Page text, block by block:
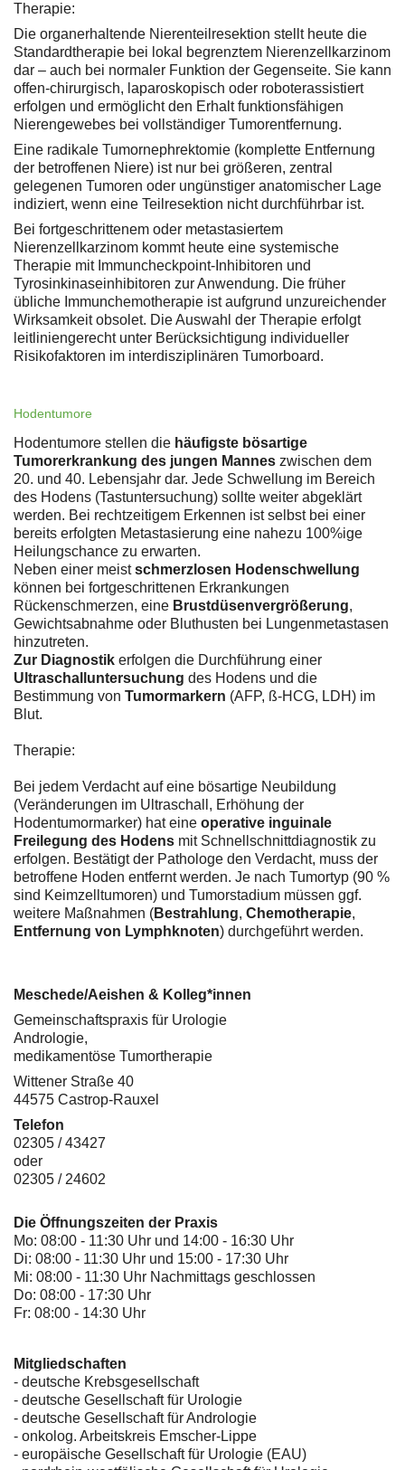
Therapie:
Die organerhaltende Nierenteilresektion stellt heute die
Standardtherapie bei lokal begrenztem Nierenzellkarzinom
dar – auch bei normaler Funktion der Gegenseite. Sie kann
offen-chirurgisch, laparoskopisch oder roboterassistiert
erfolgen und ermöglicht den Erhalt funktionsfähigen
Nierengewebes bei vollständiger Tumorentfernung.
Eine radikale Tumornephrektomie (komplette Entfernung
der betroffenen Niere) ist nur bei größeren, zentral
gelegenen Tumoren oder ungünstiger anatomischer Lage
indiziert, wenn eine Teilresektion nicht durchführbar ist.
Bei fortgeschrittenem oder metastasiertem
Nierenzellkarzinom kommt heute eine systemische
Therapie mit Immuncheckpoint-Inhibitoren und
Tyrosinkinaseinhibitoren zur Anwendung. Die früher
übliche Immunchemotherapie ist aufgrund unzureichender
Wirksamkeit obsolet. Die Auswahl der Therapie erfolgt
leitliniengerecht unter Berücksichtigung individueller
Risikofaktoren im interdisziplinären Tumorboard.
Hodentumore
Hodentumore stellen die häufigste bösartige
Tumorerkrankung des jungen Mannes zwischen dem
20. und 40. Lebensjahr dar. Jede Schwellung im Bereich
des Hodens (Tastuntersuchung) sollte weiter abgeklärt
werden. Bei rechtzeitigem Erkennen ist selbst bei einer
bereits erfolgten Metastasierung eine nahezu 100%ige
Heilungschance zu erwarten.
Neben einer meistschmerzlosen Hodenschwellung
können bei fortgeschrittenen Erkrankungen
Rückenschmerzen, eine Brustdüsenvergrößerung,
Gewichtsabnahme oder Bluthusten bei Lungenmetastasen
hinzutreten.
Zur Diagnostik erfolgen die Durchführung einer
Ultraschalluntersuchung des Hodens und die
Bestimmung von Tumormarkern (AFP, ß-HCG, LDH) im
Blut.
Therapie:
Bei jedem Verdacht auf eine bösartige Neubildung
(Veränderungen im Ultraschall, Erhöhung der
Hodentumormarker) hat eine operative inguinale
Freilegung des Hodens mit Schnellschnittdiagnostik zu
erfolgen. Bestätigt der Pathologe den Verdacht, muss der
betroffene Hoden entfernt werden. Je nach Tumortyp (90 %
sind Keimzelltumoren) und Tumorstadium müssen ggf.
weitere Maßnahmen (Bestrahlung, Chemotherapie,
Entfernung von Lymphknoten) durchgeführt werden.
Meschede/Aeishen & Kolleg*innen
Gemeinschaftspraxis für Urologie
Andrologie,
medikamentöse Tumortherapie
Wittener Straße 40
44575 Castrop-Rauxel
Telefon
02305 / 43427
oder
02305 / 24602
Die Öffnungszeiten der Praxis
Mo: 08:00 - 11:30 Uhr und 14:00 - 16:30 Uhr
Di: 08:00 - 11:30 Uhr und 15:00 - 17:30 Uhr
Mi: 08:00 - 11:30 Uhr Nachmittags geschlossen
Do: 08:00 - 17:30 Uhr
Fr: 08:00 - 14:30 Uhr
Mitgliedschaften
- deutsche Krebsgesellschaft
- deutsche Gesellschaft für Urologie
- deutsche Gesellschaft für Andrologie
- onkolog. Arbeitskreis Emscher-Lippe
- europäische Gesellschaft für Urologie (EAU)